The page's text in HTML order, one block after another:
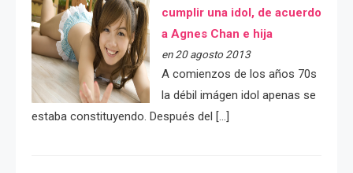
cumplir una idol, de acuerdo
a Agnes Chan e hija
en 20 agosto 2013
A comienzos de los años 70s
la débil imágen idol apenas se
estaba constituyendo. Después del […]